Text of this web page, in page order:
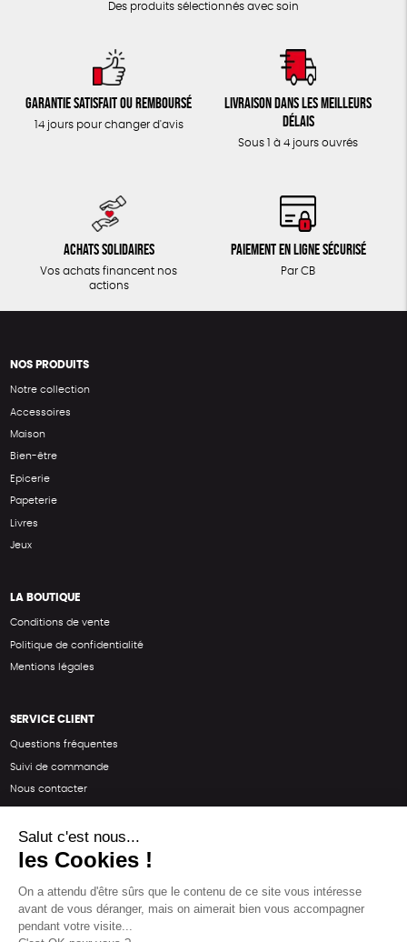
Des produits sélectionnés avec soin
Garantie satisfait ou remboursé
14 jours pour changer d'avis
Livraison dans les meilleurs
délais
Sous 1 à 4 jours ouvrés
Achats solidaires
Vos achats financent nos
actions
Paiement en ligne sécurisé
Par CB
NOS PRODUITS
Notre collection
Accessoires
Maison
Bien-être
Epicerie
Papeterie
Livres
Jeux
LA BOUTIQUE
Conditions de vente
Politique de confidentialité
Mentions légales
SERVICE CLIENT
Questions fréquentes
Suivi de commande
Nous contacter
SUIVEZ-NOUS